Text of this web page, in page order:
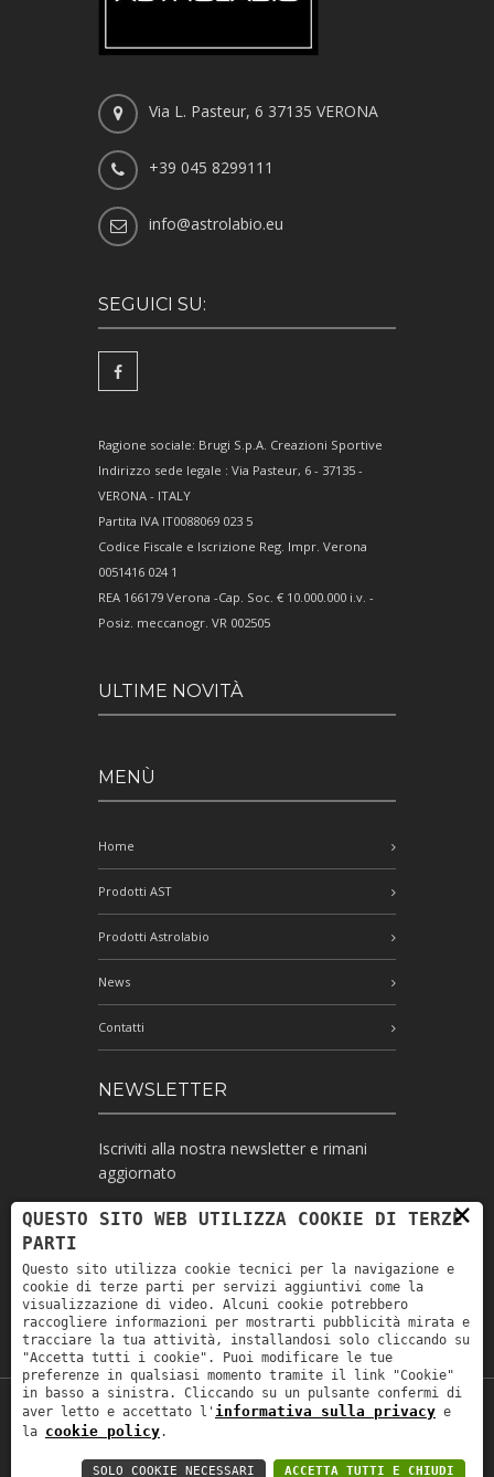
Via L. Pasteur, 6 37135 VERONA
+39 045 8299111
info@astrolabio.eu
SEGUICI SU:
Ragione sociale: Brugi S.p.A. Creazioni Sportive
Indirizzo sede legale : Via Pasteur, 6 - 37135 -
VERONA - ITALY
Partita IVA IT0088069 023 5
Codice Fiscale e Iscrizione Reg. Impr. Verona
0051416 024 1
REA 166179 Verona -Cap. Soc. € 10.000.000 i.v. -
Posiz. meccanogr. VR 002505
ULTIME NOVITÀ
MENÙ
Home
Prodotti AST
Prodotti Astrolabio
News
Contatti
NEWSLETTER
Iscriviti alla nostra newsletter e rimani
aggiornato
Ho letto l'informativa e autorizzo il
trattamento dei miei dati personali per le
finalità ivi indicate *
Copyright © 2019Astrolabio. P.IVA:
Privacy policy-Privacy policy B2B -Area
×
QUESTO SITO WEB UTILIZZA COOKIE DI TERZE
PARTI
Questo sito utilizza cookie tecnici per la navigazione e
cookie di terze parti per servizi aggiuntivi come la
visualizzazione di video. Alcuni cookie potrebbero
raccogliere informazioni per mostrarti pubblicità mirata e
tracciare la tua attività, installandosi solo cliccando su
"Accetta tutti i cookie". Puoi modificare le tue
preferenze in qualsiasi momento tramite il link "Cookie"
in basso a sinistra. Cliccando su un pulsante confermi di
aver letto e accettato l' informativa sulla privacy e
la cookie policy.
ACCETTA TUTTI E CHIUDI
SOLO COOKIE NECESSARI